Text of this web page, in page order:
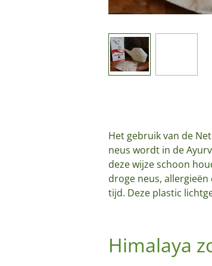
Het gebruik van de
neus wordt in de
deze wijze schoon
droge neus,
tijd. Deze plastic
Himalaya